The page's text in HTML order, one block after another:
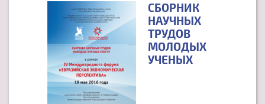
СБОРНИК
НАУЧНЫХ
ТРУДОВ
МОЛОДЫХ
УЧЕНЫХ